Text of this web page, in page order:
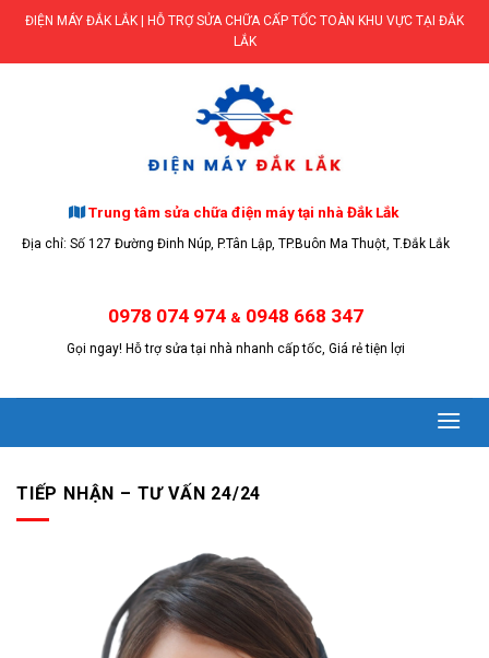
Skip
content
ĐIỆN MÁY ĐẮK LẮK | HỖ TRỢ SỬA CHỮA CẤP TỐC TOÀN KHU VỰC TẠI ĐẮK
LẮK
Trung tâm sửa chữa điện máy tại nhà Đắk Lắk
Địa chỉ: Số 127 Đường Đinh Núp, P.Tân Lập, TP.Buôn Ma Thuột, T.Đắk Lắk
0978 074 974 & 0948 668 347
Gọi ngay! Hỗ trợ sửa tại nhà nhanh cấp tốc, Giá rẻ tiện lợi
TIẾP NHẬN – TƯ VẤN 24/24